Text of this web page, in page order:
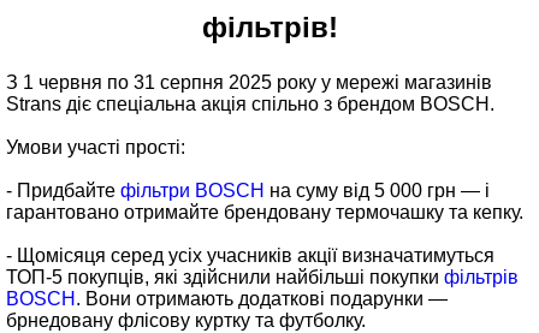
фільтрів!
З 1 червня по 31 серпня 2025 року у мережі магазинів
Strans діє спеціальна акція спільно з брендом BOSCH.
Умови участі прості:
- Придбайте фільтри BOSCH на суму від 5 000 грн — і
гарантовано отримайте брендовану термочашку та кепку.
- Щомісяця серед усіх учасників акції визначатимуться
ТОП-5 покупців, які здійснили найбільші покупки фільтрів
BOSCH . Вони отримають додаткові подарунки —
брнедовану флісову куртку та футболку.